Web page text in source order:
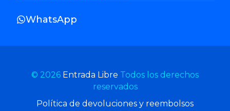
WhatsApp
© 2026 Entrada Libre Todos los derechos
reservados
Política de devoluciones y reembolsos